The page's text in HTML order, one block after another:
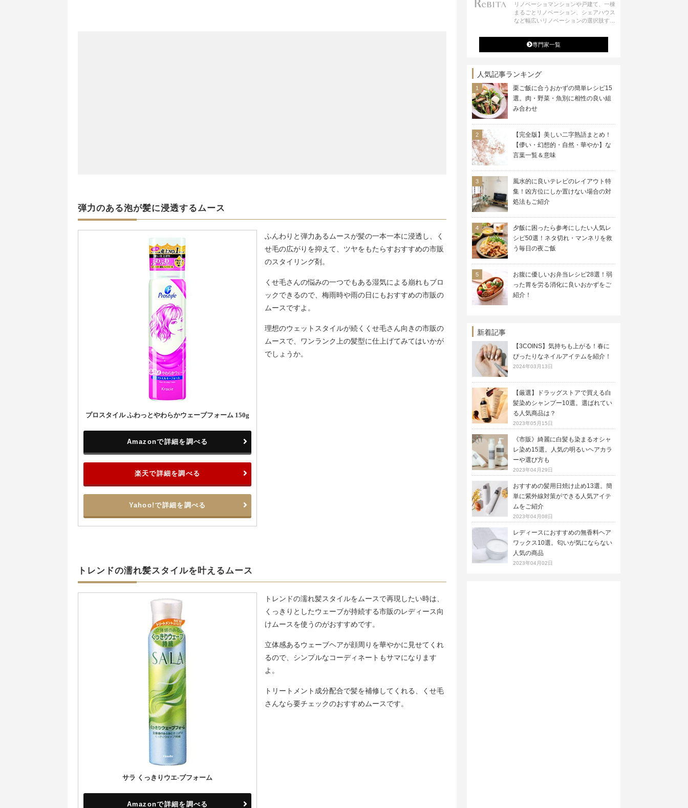
弾力のある泡が髪に浸透するムース
プロスタイル ふわっとやわらかウェーブフォーム 150g
Amazonで詳細を調べる
楽天で詳細を調べる
Yahoo!で詳細を調べる
ふんわりと弾力あるムースが髪の一本一本に浸透し、く
せ毛の広がりを抑えて、ツヤをもたらすおすすめの市販
のスタイリング剤。
くせ毛さんの悩みの一つでもある湿気による崩れもブロ
ックできるので、梅雨時や雨の日にもおすすめの市販の
ムースですよ。
理想のウェットスタイルが続くくせ毛さん向きの市販の
ムースで、ワンランク上の髪型に仕上げてみてはいかが
でしょうか。
トレンドの濡れ髪スタイルを叶えるムース
サラ くっきりウエ-ブフォーム
Amazonで詳細を調べる
トレンドの濡れ髪スタイルをムースで再現したい時は、
くっきりとしたウェーブが持続する市販のレディース向
けムースを使うのがおすすめです。
立体感あるウェーブヘアが顔周りを華やかに見せてくれ
るので、シンプルなコーディネートもサマになります
よ。
トリートメント成分配合で髪を補修してくれる、くせ毛
さんなら要チェックのおすすめムースです。
リノベーショマンションや戸建て、一棟
まるごとリノベーション、シェアハウス
など幅広いリノベーションの選択肢すべ
ジ・シェアスペースなど、「住む」だけ
ではなく「働く」「遊ぶ」「学ぶ」「旅
する」といった領域でも、暮らしや生き
専門家一覧
人気記事ランキング
栗ご飯に合うおかずの簡単レシピ15
選。肉・野菜・魚別に相性の良い組
み合わせ
【完全版】美しい二字熟語まとめ！
【儚い・幻想的・自然・華やか】な
言葉一覧＆意味
風水的に良いテレビのレイアウト特
集！凶方位にしか置けない場合の対
処法もご紹介
夕飯に困ったら参考にしたい人気レ
シピ50選！ネタ切れ・マンネリを救
う毎日の夜ご飯
お腹に優しいお弁当レシピ28選！弱
った胃を労る消化に良いおかずをご
紹介！
新着記事
【3COINS】気持ちも上がる！春に
ぴったりなネイルアイテムを紹介！
2024年03月13日
【厳選】ドラッグストアで買える白
髪染めシャンプー10選。選ばれてい
る人気商品は？
2023年05月15日
《市販》綺麗に白髪も染まるオシャ
レ染め15選。人気の明るいヘアカラ
ーや選び方も
2023年04月29日
おすすめの髪用日焼け止め13選。簡
単に紫外線対策ができる人気アイテ
ムをご紹介
2023年04月08日
レディースにおすすめの無香料ヘア
ワックス10選。匂いが気にならない
人気の商品
2023年04月02日